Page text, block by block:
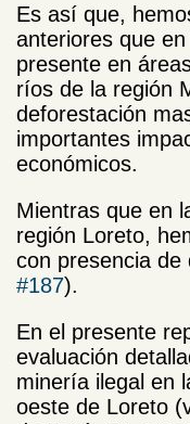
Es así que,
anteriores que en
presente en
ríos de la región
deforestación
importantes
económicos.
Mientras que en
región Loreto,
con presencia
#187).
En el presente
evaluación
minería ilegal en
oeste de Loreto